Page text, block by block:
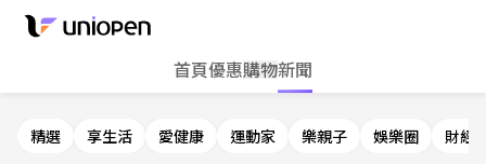
首頁優惠購物新聞
精選 享生活 愛健康 運動家 樂親子 娛樂圈 財經